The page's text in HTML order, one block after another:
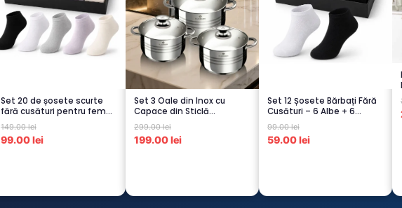
Set 20 de șosete scurte
fără cusături pentru femei
– 5...
149.00 lei
99.00 lei
Set 3 Oale din Inox cu
Capace din Sticlă
Termorezistent...
299.00 lei
199.00 lei
Set 12 Șosete Bărbați Fără
Cusături – 6 Albe + 6
Negre...
99.00 lei
59.00 lei